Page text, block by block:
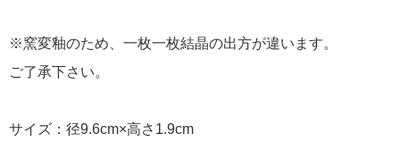
※窯変釉のため、一枚一枚結晶の出方が違います。
ご了承下さい。
サイズ：径9.6cm×高さ1.9cm